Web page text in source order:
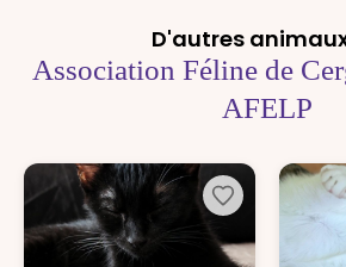
D'autres
Association Féline de
AFELP